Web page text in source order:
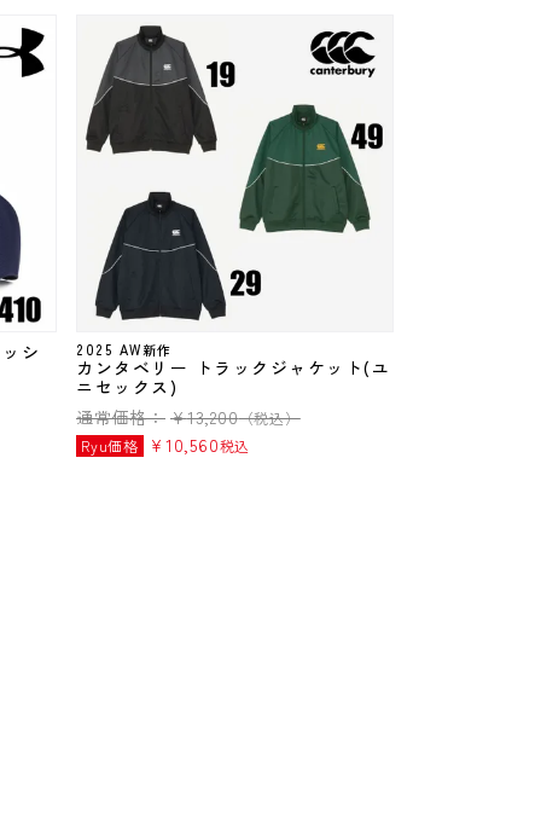
シ
2025 AW新作
カンタベリー トラックジャケット(ユ
ニセックス)
通常価格： ¥13,200（税込）
Ryu価格
¥ 10,560税込